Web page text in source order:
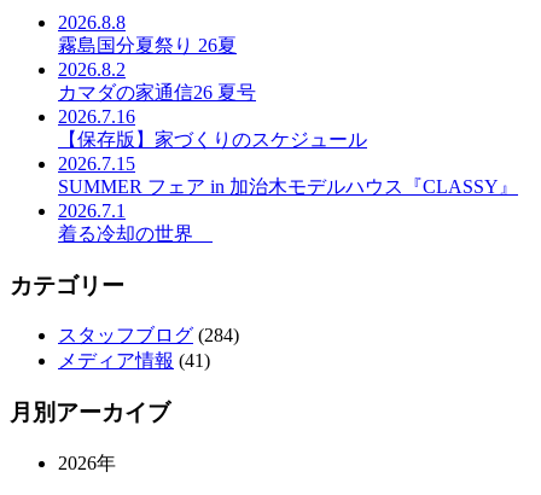
2026.8.8
霧島国分夏祭り 26夏
2026.8.2
カマダの家通信26 夏号
2026.7.16
【保存版】家づくりのスケジュール
2026.7.15
SUMMER フェア in 加治木モデルハウス『CLASSY』
2026.7.1
着る冷却の世界
カテゴリー
スタッフブログ (284)
メディア情報 (41)
月別アーカイブ
2026年